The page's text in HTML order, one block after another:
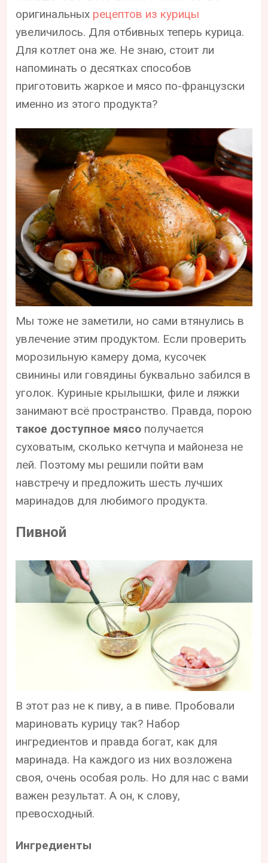
оригинальных рецептов из курицы
увеличилось. Для отбивных теперь курица.
Для котлет она же. Не знаю, стоит ли
напоминать о десятках способов
приготовить жаркое и мясо по-французски
именно из этого продукта?
Мы тоже не заметили, но сами втянулись в
увлечение этим продуктом. Если проверить
морозильную камеру дома, кусочек
свинины или говядины буквально забился в
уголок. Куриные крылышки, филе и ляжки
занимают всё пространство. Правда, порою
такое доступное мясо получается
суховатым, сколько кетчупа и майонеза не
лей. Поэтому мы решили пойти вам
навстречу и предложить шесть лучших
маринадов для любимого продукта.
Пивной
В этот раз не к пиву, а в пиве. Пробовали
мариновать курицу так? Набор
ингредиентов и правда богат, как для
маринада. На каждого из них возложена
своя, очень особая роль. Но для нас с вами
важен результат. А он, к слову,
превосходный.
Ингредиенты